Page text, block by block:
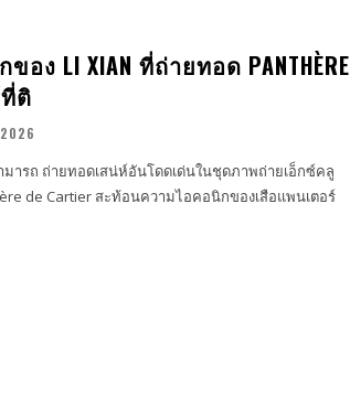
อง LI XIAN ที่ถ่ายทอด PANTHÈRE
ที่ติ
ารถ ถ่ายทอดเสน่ห์อันโดดเด่นในชุดภาพถ่ายเอ็กซ์คลู
de Cartier สะท้อนความไอคอนิกของเสือแพนเตอร์